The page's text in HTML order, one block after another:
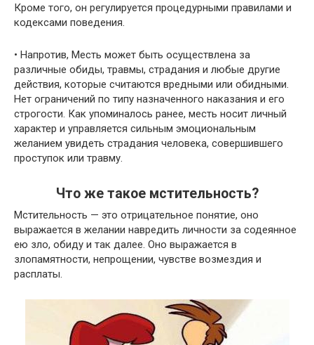
Кроме того, он регулируется процедурными правилами и
кодексами поведения.
• Напротив, Месть может быть осуществлена ​​за
различные обиды, травмы, страдания и любые другие
действия, которые считаются вредными или обидными.
Нет ограничений по типу назначенного наказания и его
строгости. Как упоминалось ранее, месть носит личный
характер и управляется сильным эмоциональным
желанием увидеть страдания человека, совершившего
проступок или травму.
Что же такое мстительность?
Мстительность — это отрицательное понятие, оно
выражается в желании навредить личности за содеянное
ею зло, обиду и так далее. Оно выражается в
злопамятности, непрощении, чувстве возмездия и
расплаты.